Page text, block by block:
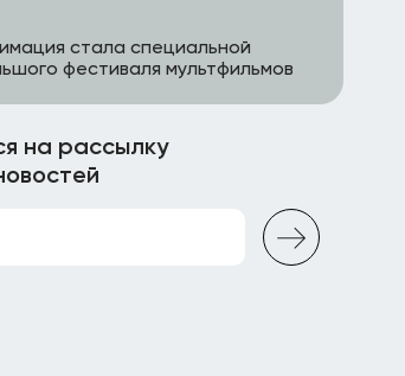
стала специальной
фестиваля мультфильмов
на рассылку